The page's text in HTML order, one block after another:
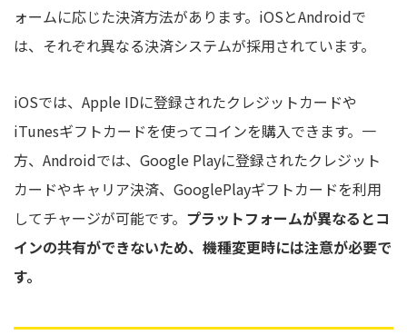
ォームに応じた決済方法があります。iOSとAndroidで
は、それぞれ異なる決済システムが採用されています。
iOSでは、Apple IDに登録されたクレジットカードや
iTunesギフトカードを使ってコインを購入できます。一
方、Androidでは、Google Playに登録されたクレジット
カードやキャリア決済、GooglePlayギフトカードを利用
してチャージが可能です。 プラットフォームが異なるとコ
インの共有ができないため、機種変更時には注意が必要で
す。